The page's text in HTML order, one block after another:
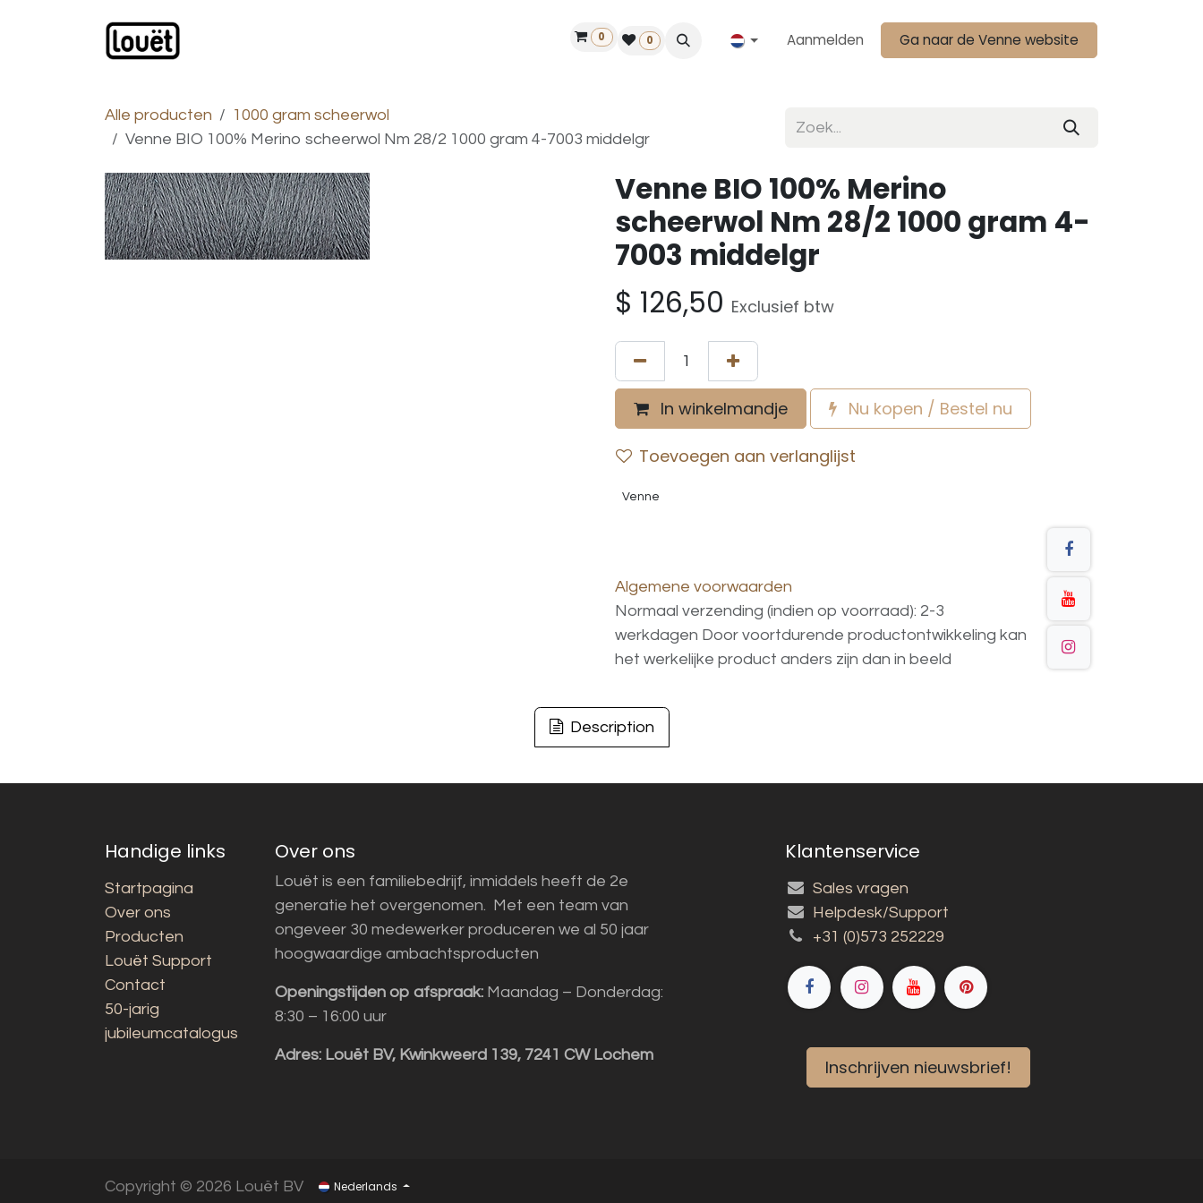
Vind een dealer
0 0 Aanmelden Ga naar de Venne website
Alle producten
1000 gram scheerwol
Venne BIO 100% Merino scheerwol Nm 28/2 1000 gram 4-7003 middelgr
Venne BIO 100% Merino
scheerwol Nm 28/2 1000 gram 4-
7003 middelgr
$ 126,50 Exclusief btw
In winkelmandje Nu kopen / Bestel nu
Toevoegen aan verlanglijst
Venne
Algemene voorwaarden
Normaal verzending (indien op voorraad): 2-3
werkdagen Door voortdurende productontwikkeling kan
het werkelijke product anders zijn dan in beeld
Description
Handige links
Startpagina
Over ons
Producten
Louët Support
Contact
50-jarig
jubileumcatalogus
Over ons
Louët is een familiebedrijf, inmiddels heeft de 2e
generatie het overgenomen. Met een team van
ongeveer 30 medewerker produceren we al 50 jaar
hoogwaardige ambachtsproducten
Openingstijden op afspraak: Maandag – Donderdag:
8:30 – 16:00 uur
Adres: Louët BV, Kwinkweerd 139, 7241 CW Lochem
Klantenservice
Sales vragen
Helpdesk/Support
+31 (0)573 252229
Inschrijven nieuwsbrief!
Copyright © 2026 Louët BV Nederlands